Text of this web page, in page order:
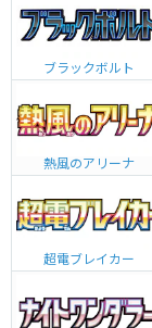
ブラックボルト
熱風のアリーナ
超電ブレイカー